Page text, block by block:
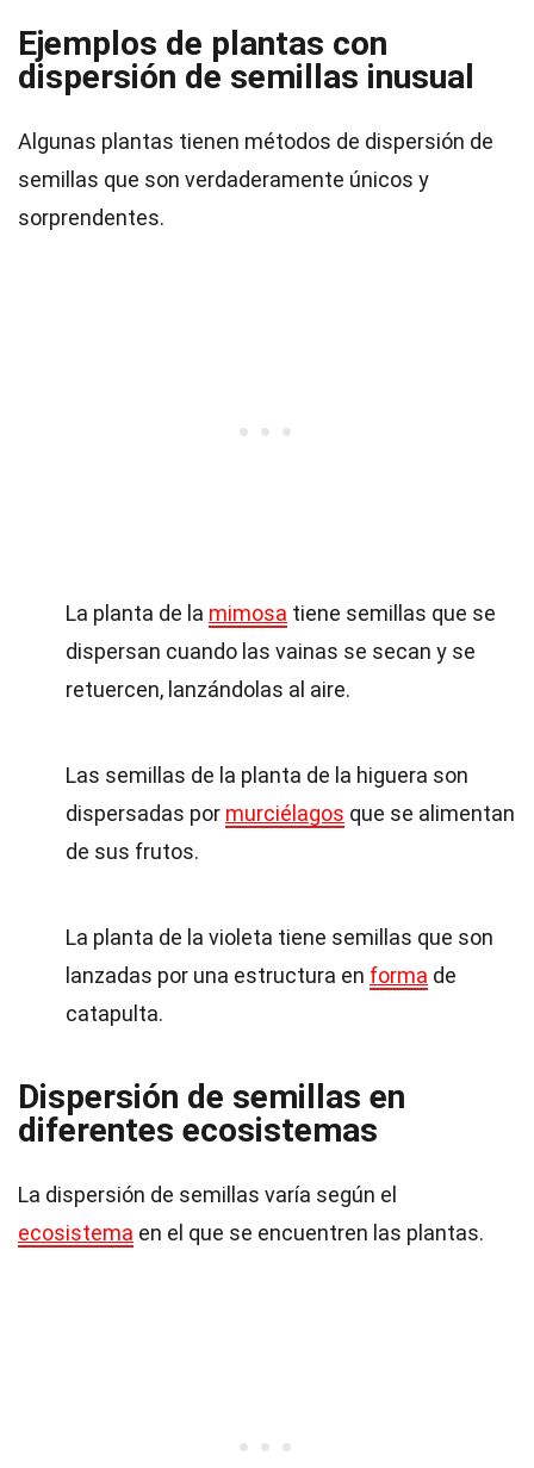
Ejemplos de plantas con
dispersión de semillas inusual
Algunas plantas tienen métodos de dispersión de
semillas que son verdaderamente únicos y
sorprendentes.
La planta de la mimosa tiene semillas que se
dispersan cuando las vainas se secan y se
retuercen, lanzándolas al aire.
Las semillas de la planta de la higuera son
dispersadas por murciélagos que se alimentan
de sus frutos.
La planta de la violeta tiene semillas que son
lanzadas por una estructura en forma de
catapulta.
Dispersión de semillas en
diferentes ecosistemas
La dispersión de semillas varía según el
ecosistema en el que se encuentren las plantas.